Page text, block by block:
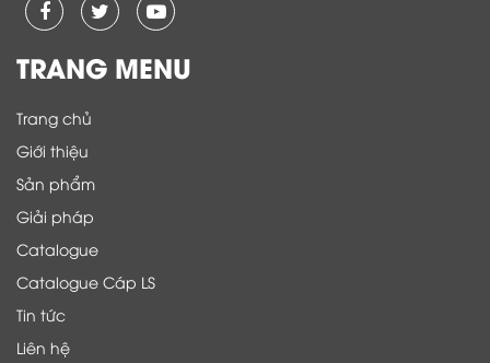
TRANG MENU
Trang chủ
Giới thiệu
Sản phẩm
Giải pháp
Catalogue
Catalogue Cáp LS
Tin tức
Liên hệ